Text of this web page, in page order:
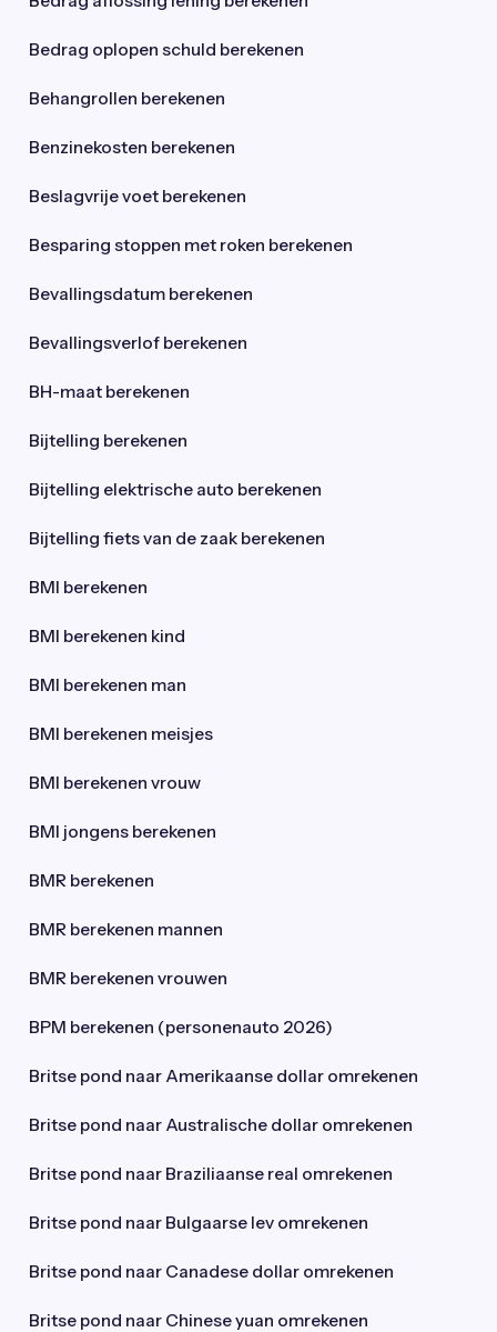
Bedrag oplopen schuld berekenen
Behangrollen berekenen
Benzinekosten berekenen
Beslagvrije voet berekenen
Besparing stoppen met roken berekenen
Bevallingsdatum berekenen
Bevallingsverlof berekenen
BH-maat berekenen
Bijtelling berekenen
Bijtelling elektrische auto berekenen
Bijtelling fiets van de zaak berekenen
BMI berekenen
BMI berekenen kind
BMI berekenen man
BMI berekenen meisjes
BMI berekenen vrouw
BMI jongens berekenen
BMR berekenen
BMR berekenen mannen
BMR berekenen vrouwen
BPM berekenen (personenauto 2026)
Britse pond naar Amerikaanse dollar omrekenen
Britse pond naar Australische dollar omrekenen
Britse pond naar Braziliaanse real omrekenen
Britse pond naar Bulgaarse lev omrekenen
Britse pond naar Canadese dollar omrekenen
Britse pond naar Chinese yuan omrekenen